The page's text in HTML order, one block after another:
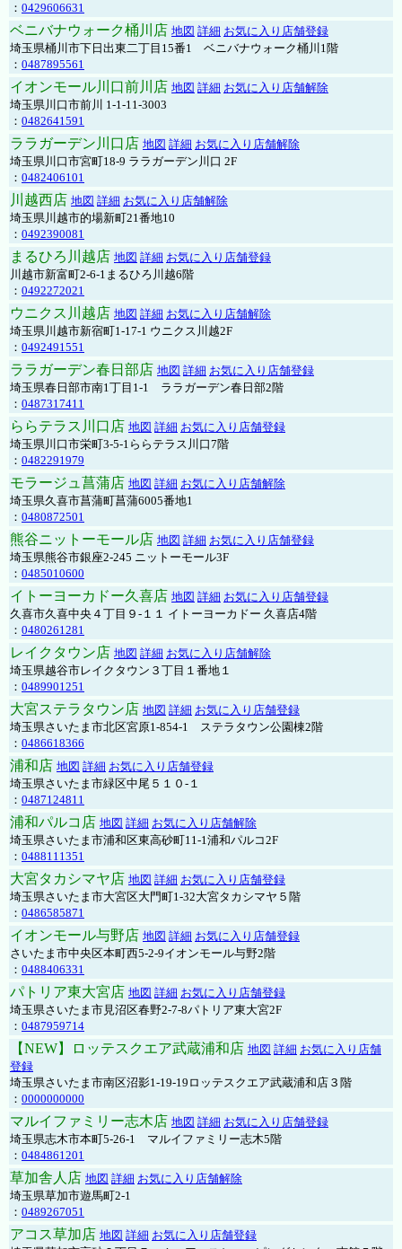
： 0429606631
ベニバナウォーク桶川店 地図 詳細 お気に入り店舗登録
埼玉県桶川市下日出東二丁目15番1 ベニバナウォーク桶川1階
： 0487895561
イオンモール川口前川店 地図 詳細 お気に入り店舗解除
埼玉県川口市前川 1-1-11-3003
： 0482641591
ララガーデン川口店 地図 詳細 お気に入り店舗解除
埼玉県川口市宮町18-9 ララガーデン川口 2F
： 0482406101
川越西店 地図 詳細 お気に入り店舗解除
埼玉県川越市的場新町21番地10
： 0492390081
まるひろ川越店 地図 詳細 お気に入り店舗登録
川越市新富町2-6-1まるひろ川越6階
： 0492272021
ウニクス川越店 地図 詳細 お気に入り店舗解除
埼玉県川越市新宿町1-17-1 ウニクス川越2F
： 0492491551
ララガーデン春日部店 地図 詳細 お気に入り店舗登録
埼玉県春日部市南1丁目1-1 ララガーデン春日部2階
： 0487317411
ららテラス川口店 地図 詳細 お気に入り店舗登録
埼玉県川口市栄町3-5-1ららテラス川口7階
： 0482291979
モラージュ菖蒲店 地図 詳細 お気に入り店舗解除
埼玉県久喜市菖蒲町菖蒲6005番地1
： 0480872501
熊谷ニットーモール店 地図 詳細 お気に入り店舗登録
埼玉県熊谷市銀座2-245 ニットーモール3F
： 0485010600
イトーヨーカドー久喜店 地図 詳細 お気に入り店舗登録
久喜市久喜中央４丁目９-１１ イトーヨーカドー 久喜店4階
： 0480261281
レイクタウン店 地図 詳細 お気に入り店舗解除
埼玉県越谷市レイクタウン３丁目１番地１
： 0489901251
大宮ステラタウン店 地図 詳細 お気に入り店舗登録
埼玉県さいたま市北区宮原1-854-1 ステラタウン公園棟2階
： 0486618366
浦和店 地図 詳細 お気に入り店舗登録
埼玉県さいたま市緑区中尾５１０-１
： 0487124811
浦和パルコ店 地図 詳細 お気に入り店舗解除
埼玉県さいたま市浦和区東高砂町11-1浦和パルコ2F
： 0488111351
大宮タカシマヤ店 地図 詳細 お気に入り店舗登録
埼玉県さいたま市大宮区大門町1-32大宮タカシマヤ５階
： 0486585871
イオンモール与野店 地図 詳細 お気に入り店舗登録
さいたま市中央区本町西5-2-9イオンモール与野2階
： 0488406331
パトリア東大宮店 地図 詳細 お気に入り店舗登録
埼玉県さいたま市見沼区春野2-7-8パトリア東大宮2F
： 0487959714
【NEW】ロッテスクエア武蔵浦和店 地図 詳細 お気に入り店舗
登録
埼玉県さいたま市南区沼影1-19-19ロッテスクエア武蔵浦和店３階
： 0000000000
マルイファミリー志木店 地図 詳細 お気に入り店舗登録
埼玉県志木市本町5-26-1 マルイファミリー志木5階
： 0484861201
草加舎人店 地図 詳細 お気に入り店舗解除
埼玉県草加市遊馬町2-1
： 0489267051
アコス草加店 地図 詳細 お気に入り店舗登録